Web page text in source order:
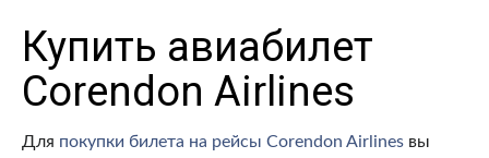
Купить авиабилет
Corendon Airlines
Для покупки билета на рейсы Corendon Airlines вы